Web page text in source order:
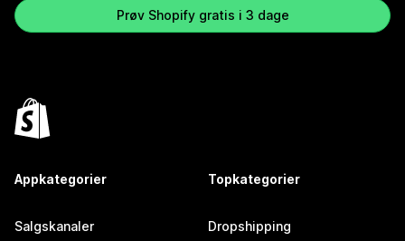
Prøv Shopify gratis i 3 dage
Appkategorier
Salgskanaler
Topkategorier
Dropshipping